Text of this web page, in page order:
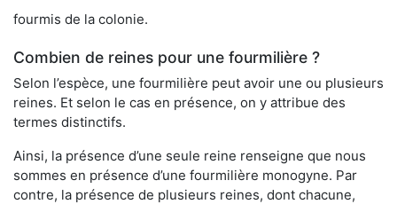
fourmis de la colonie.
Combien de reines pour une fourmilière ?
Selon l’espèce, une fourmilière peut avoir une ou plusieurs
reines. Et selon le cas en présence, on y attribue des
termes distinctifs.
Ainsi, la présence d’une seule reine renseigne que nous
sommes en présence d’une fourmilière monogyne. Par
contre, la présence de plusieurs reines, dont chacune,